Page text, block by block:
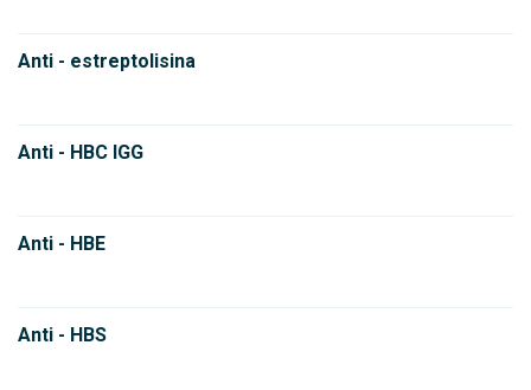
Anti - estreptolisina
Anti - HBC IGG
Anti - HBE
Anti - HBS